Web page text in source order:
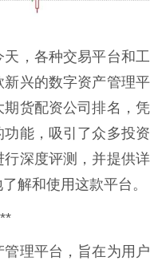
，各种交易平台和工
兴的数字资产管理平
货配资公司排名，凭
能，吸引了众多投资
深度评测，并提供详
解和使用这款平台。
理平台，旨在为用户